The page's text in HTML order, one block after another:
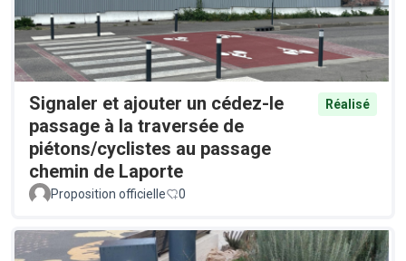
Signaler et ajouter un cédez-le
passage à la traversée de
piétons/cyclistes au passage
chemin de Laporte
Réalisé
Proposition officielle 0